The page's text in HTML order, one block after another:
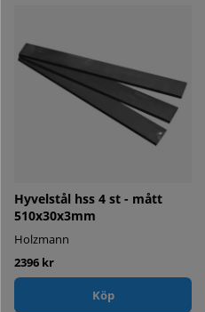
Hyvelstål hss 4 st - mått
510x30x3mm
Holzmann
2396 kr
Köp